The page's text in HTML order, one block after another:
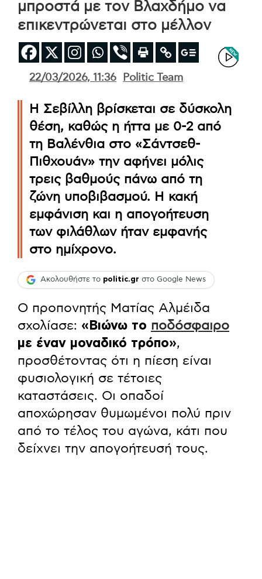
μπροστά με τον Βλαχδήμο να
επικεντρώνεται στο μέλλον
22/03/2026, 11:36 Politic Team
Η Σεβίλλη βρίσκεται σε δύσκολη
θέση, καθώς η ήττα με 0-2 από
τη Βαλένθια στο «Σάντσεθ-
Πιθχουάν» την αφήνει μόλις
τρεις βαθμούς πάνω από τη
ζώνη υποβιβασμού. Η κακή
εμφάνιση και η απογοήτευση
των φιλάθλων ήταν εμφανής
στο ημίχρονο.
Ακολουθήστε το politic.gr στο Google News
Ο προπονητής Ματίας Αλμέιδα
σχολίασε: «Βιώνω το ποδόσφαιρο
με έναν μοναδικό τρόπο»,
προσθέτοντας ότι η πίεση είναι
φυσιολογική σε τέτοιες
καταστάσεις. Οι οπαδοί
αποχώρησαν θυμωμένοι πολύ πριν
από το τέλος του αγώνα, κάτι που
δείχνει την απογοήτευσή τους.